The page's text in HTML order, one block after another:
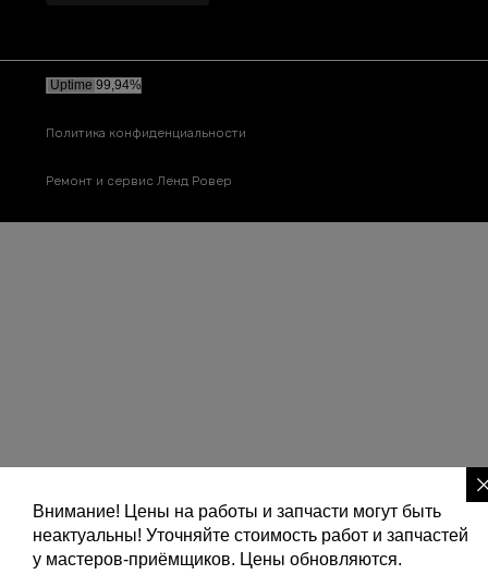
Политика конфиденциальности
Ремонт и сервис Ленд Ровер
Внимание! Цены на работы и запчасти могут быть
неактуальны! Уточняйте стоимость работ и запчастей
у мастеров-приёмщиков. Цены обновляются.